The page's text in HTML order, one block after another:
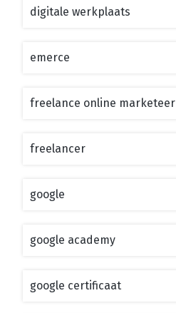
digitale werkplaats
emerce
freelance online marketeer
freelancer
google
google academy
google certificaat